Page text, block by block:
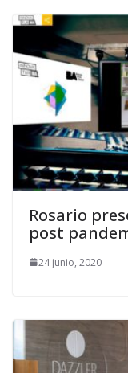
Rosario
post
24 junio, 2020